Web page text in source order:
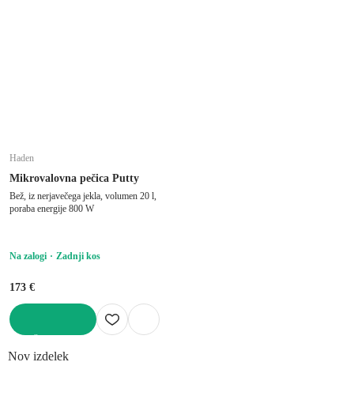
Haden
Mikrovalovna pečica Putty
Bež, iz nerjavečega jekla, volumen 20 l,
poraba energije 800 W
Na zalogi Zadnji kos
173 €
Nov izdelek